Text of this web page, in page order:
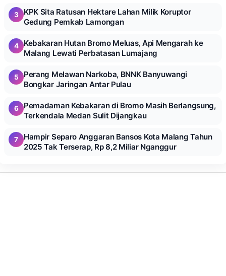
3
KPK Sita Ratusan Hektare Lahan Milik Koruptor
Gedung Pemkab Lamongan
4
Kebakaran Hutan Bromo Meluas, Api Mengarah ke
Malang Lewati Perbatasan Lumajang
5
Perang Melawan Narkoba, BNNK Banyuwangi
Bongkar Jaringan Antar Pulau
6
Pemadaman Kebakaran di Bromo Masih Berlangsung,
Terkendala Medan Sulit Dijangkau
7
Hampir Separo Anggaran Bansos Kota Malang Tahun
2025 Tak Terserap, Rp 8,2 Miliar Nganggur